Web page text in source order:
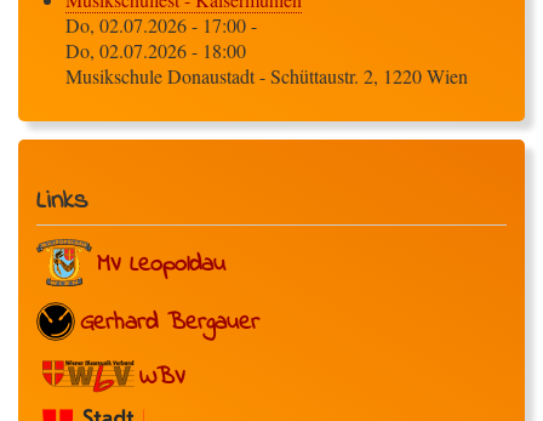
Do, 02.07.2026 - 17:00-
Do, 02.07.2026 - 18:00
Musikschule Donaustadt - Schüttaustr. 2, 1220 Wien
Links
MV Leopoldau
Gerhard Bergauer
WBV